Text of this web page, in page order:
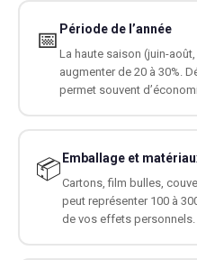
📅 Période de l’année
La haute saison (juin-
augmenter de 20 à 30%.
permet souvent
📦Emballage et
Cartons, film bulles,
peut représenter 100 à
de vos effets personnels.